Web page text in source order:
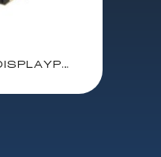
CABLE EWENT DISPLAYPORT M – HDMI M 3 M. / EC1432